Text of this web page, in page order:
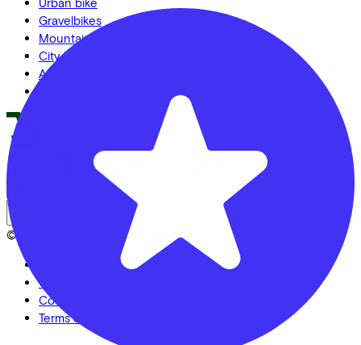
Gravelbikes
Mountainbikes
City bikes
Adapted bikes
LinkedIn Instagram
© Lease a Bike. All Rights Reserved.
Privacy statement
Cookie statement
Cookie settings
Terms of use